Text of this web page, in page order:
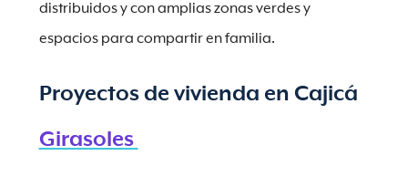
distribuidos y con amplias zonas verdes y
espacios para compartir en familia.
Proyectos de vivienda en Cajicá
Girasoles